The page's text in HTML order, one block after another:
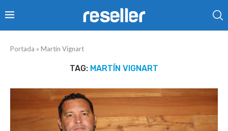
Portada » Martín Vignart
TAG: MARTÍN VIGNART